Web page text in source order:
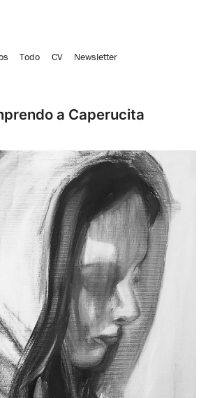
Todo CV Newsletter
a Caperucita